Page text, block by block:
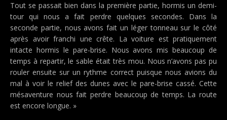
Tout se passait bien dans la première partie, hormis un demi-
tour qui nous a fait perdre quelques secondes. Dans la
seconde partie, nous avons fait un léger tonneau sur le côté
après avoir franchi une crête. La voiture est pratiquement
intacte hormis le pare-brise. Nous avons mis beaucoup de
temps à repartir, le sable était très mou. Nous n’avons pas pu
rouler ensuite sur un rythme correct puisque nous avions du
mal à voir le relief des dunes avec le pare-brise cassé. Cette
mésaventure nous fait perdre beaucoup de temps. La route
est encore longue. »